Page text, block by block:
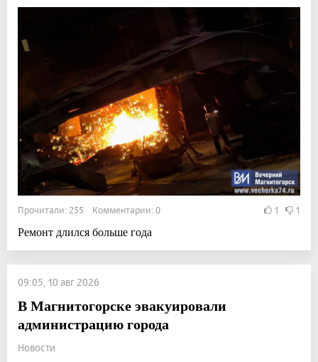
Прочитали: 255 Комментарии: 0 1 1
Ремонт длился больше года
09:05, 10 авг 2026
В Магнитогорске эвакуировали
администрацию города
Новости